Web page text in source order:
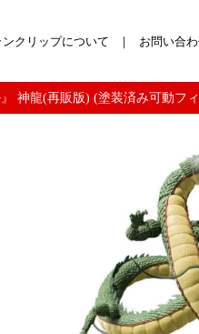
ンクリップについて お問い合
神龍(再販版) (塗装済み可動フ